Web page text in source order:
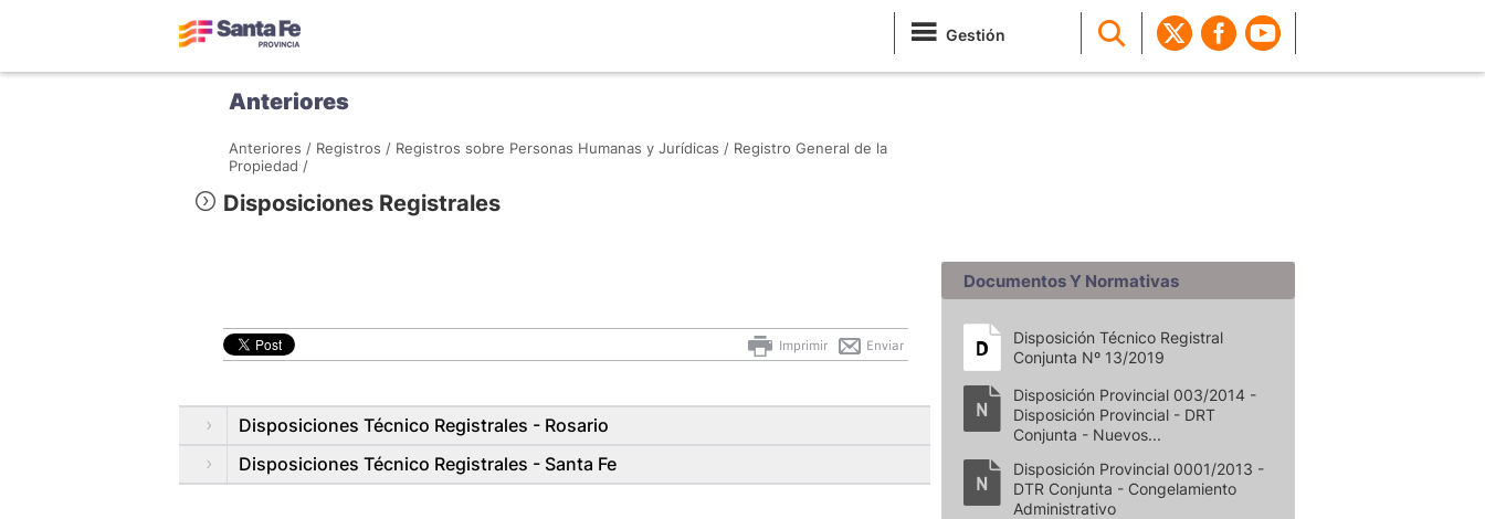
Gestión
Anteriores
Anteriores / Registros / Registros sobre Personas Humanas y Jurídicas / Registro General de la
Propiedad /
Disposiciones Registrales
Enviar
Imprimir
Disposiciones Técnico Registrales - Rosario
Disposiciones Técnico Registrales - Santa Fe
Documentos Y Normativas
Disposición Técnico Registral
Conjunta Nº 13/2019
Disposición Provincial 003/2014 -
Disposición Provincial - DRT
Conjunta - Nuevos...
Disposición Provincial 0001/2013 -
DTR Conjunta - Congelamiento
Administrativo